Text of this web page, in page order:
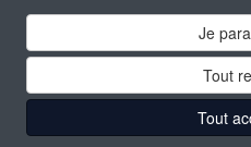
Je
Tout
Tout